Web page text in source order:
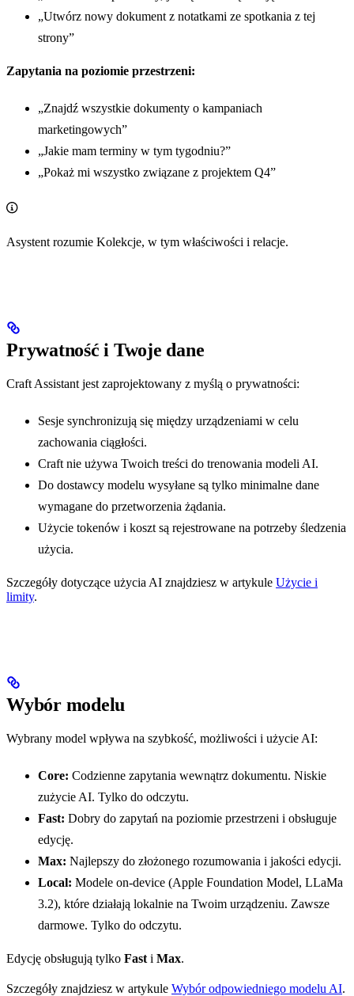
„Utwórz nowy dokument z notatkami ze spotkania z tej
strony”
Zapytania na poziomie przestrzeni:
„Znajdź wszystkie dokumenty o kampaniach
marketingowych”
„Jakie mam terminy w tym tygodniu?”
„Pokaż mi wszystko związane z projektem Q4”
Asystent rozumie Kolekcje, w tym właściwości i relacje.
Prywatność i Twoje dane
Craft Assistant jest zaprojektowany z myślą o prywatności:
Sesje synchronizują się między urządzeniami w celu
zachowania ciągłości.
Craft nie używa Twoich treści do trenowania modeli AI.
Do dostawcy modelu wysyłane są tylko minimalne dane
wymagane do przetworzenia żądania.
Użycie tokenów i koszt są rejestrowane na potrzeby śledzenia
użycia.
Szczegóły dotyczące użycia AI znajdziesz w artykule Użycie i
limity.
Wybór modelu
Wybrany model wpływa na szybkość, możliwości i użycie AI:
Core: Codzienne zapytania wewnątrz dokumentu. Niskie
zużycie AI. Tylko do odczytu.
Fast: Dobry do zapytań na poziomie przestrzeni i obsługuje
edycję.
Max: Najlepszy do złożonego rozumowania i jakości edycji.
Local: Modele on-device (Apple Foundation Model, LLaMa
3.2), które działają lokalnie na Twoim urządzeniu. Zawsze
darmowe. Tylko do odczytu.
Edycję obsługują tylko Fast i Max.
Szczegóły znajdziesz w artykule Wybór odpowiedniego modelu AI.